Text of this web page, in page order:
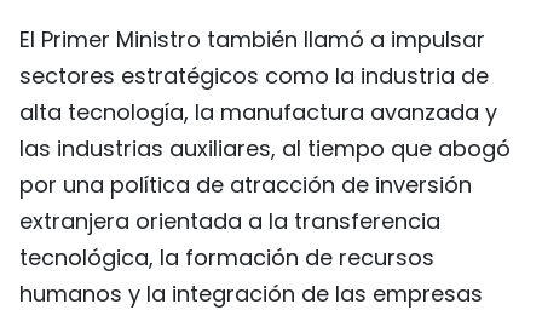
El Primer Ministro también llamó a impulsar
sectores estratégicos como la industria de
alta tecnología, la manufactura avanzada y
las industrias auxiliares, al tiempo que abogó
por una política de atracción de inversión
extranjera orientada a la transferencia
tecnológica, la formación de recursos
humanos y la integración de las empresas